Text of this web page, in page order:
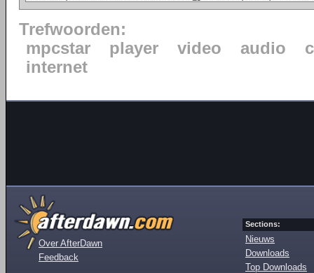
Trefwoorden:
mpcstar
player video audio
internet
Over AfterDawn
Feedback
Sections:
Nieuws
Downloads
Top Downloads